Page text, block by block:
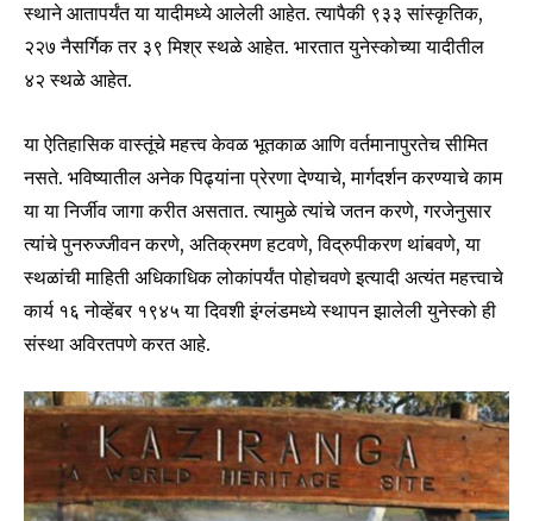
स्थाने आतापर्यंत या यादीमध्ये आलेली आहेत. त्यापैकी ९३३ सांस्कृतिक,
२२७ नैसर्गिक तर ३९ मिश्र स्थळे आहेत. भारतात युनेस्कोच्या यादीतील
४२ स्थळे आहेत.
या ऐतिहासिक वास्तूंचे महत्त्व केवळ भूतकाळ आणि वर्तमानापुरतेच सीमित
नसते. भविष्यातील अनेक पिढ्यांना प्रेरणा देण्याचे, मार्गदर्शन करण्याचे काम
या या निर्जीव जागा करीत असतात. त्यामुळे त्यांचे जतन करणे, गरजेनुसार
त्यांचे पुनरुज्जीवन करणे, अतिक्रमण हटवणे, विद्रुपीकरण थांबवणे, या
स्थळांची माहिती अधिकाधिक लोकांपर्यंत पोहोचवणे इत्यादी अत्यंत महत्त्वाचे
कार्य १६ नोव्हेंबर १९४५ या दिवशी इंग्लंडमध्ये स्थापन झालेली युनेस्को ही
संस्था अविरतपणे करत आहे.